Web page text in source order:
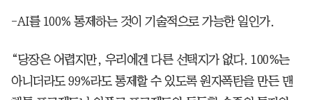
-AI를 100% 통제하는 것이 기술적으로 가능한 일인가.
“당장은 어렵지만, 우리에겐 다른 선택지가 없다. 100%는
아니더라도 99%라도 통제할 수 있도록 원자폭탄을 만든 맨